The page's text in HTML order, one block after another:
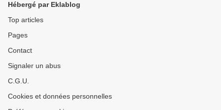
Hébergé par Eklablog
Top articles
Pages
Contact
Signaler un abus
C.G.U.
Cookies et données personnelles